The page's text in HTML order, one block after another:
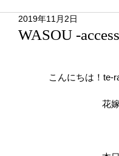
WASOU -
2019年11月2日
こんにちは！te-
花